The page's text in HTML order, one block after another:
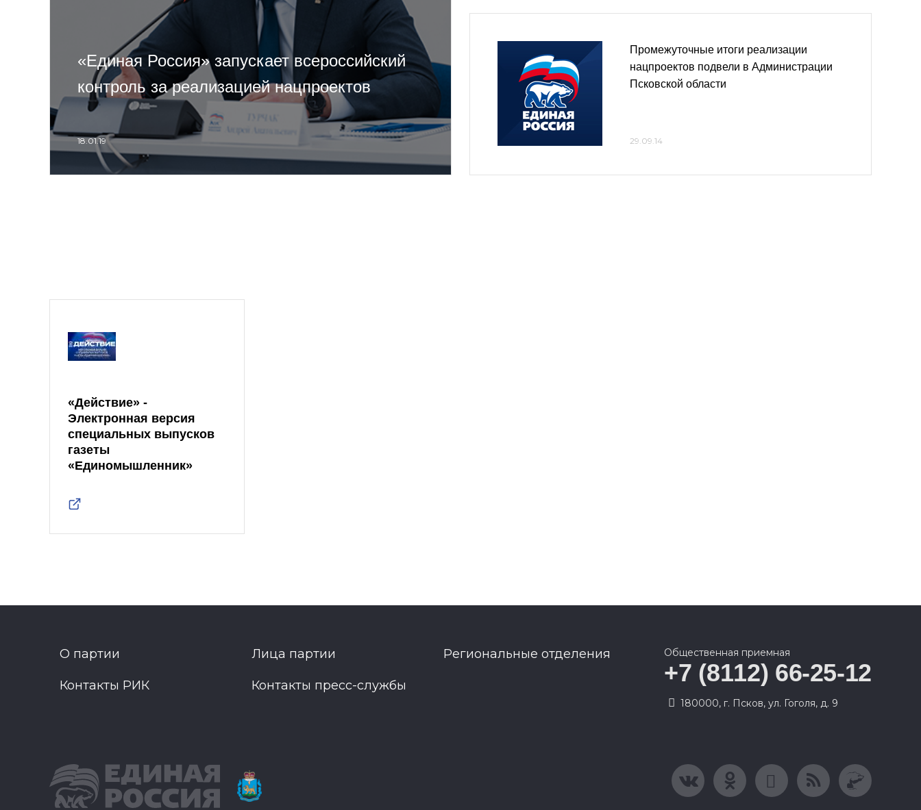
«Единая Россия» запускает всероссийский
контроль за реализацией нацпроектов
18.01.19
Промежуточные итоги реализации
нацпроектов подвели в Администрации
Псковской области
29.09.14
«Действие» -
Электронная версия
специальных выпусков
газеты
«Единомышленник»
О партии Лица партии Региональные отделения
Контакты РИК Контакты пресс-службы
Общественная приемная
+7 (8112) 66-25-12
180000, г. Псков, ул. Гоголя, д. 9